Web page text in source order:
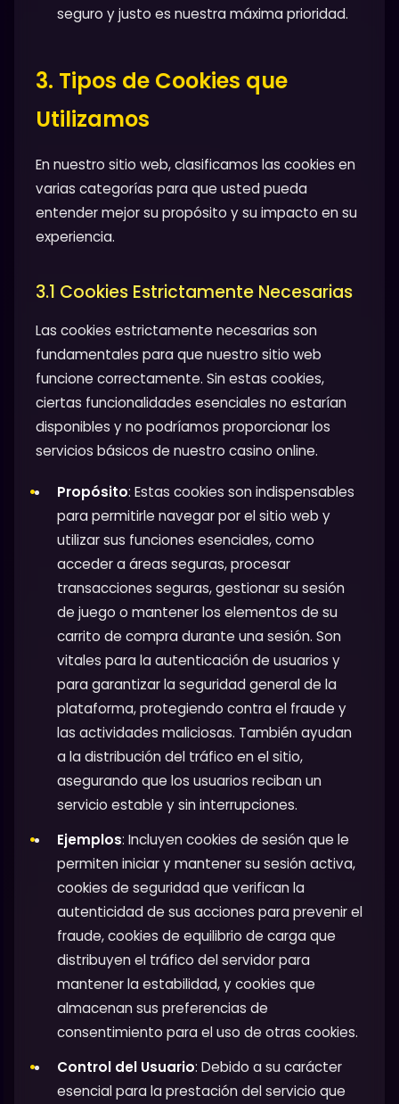
seguro y justo es nuestra máxima prioridad.
3. Tipos de Cookies que
Utilizamos
En nuestro sitio web, clasificamos las cookies en
varias categorías para que usted pueda
entender mejor su propósito y su impacto en su
experiencia.
3.1 Cookies Estrictamente Necesarias
Las cookies estrictamente necesarias son
fundamentales para que nuestro sitio web
funcione correctamente. Sin estas cookies,
ciertas funcionalidades esenciales no estarían
disponibles y no podríamos proporcionar los
servicios básicos de nuestro casino online.
Propósito: Estas cookies son indispensables
para permitirle navegar por el sitio web y
utilizar sus funciones esenciales, como
acceder a áreas seguras, procesar
transacciones seguras, gestionar su sesión
de juego o mantener los elementos de su
carrito de compra durante una sesión. Son
vitales para la autenticación de usuarios y
para garantizar la seguridad general de la
plataforma, protegiendo contra el fraude y
las actividades maliciosas. También ayudan
a la distribución del tráfico en el sitio,
asegurando que los usuarios reciban un
servicio estable y sin interrupciones.
Ejemplos: Incluyen cookies de sesión que le
permiten iniciar y mantener su sesión activa,
cookies de seguridad que verifican la
autenticidad de sus acciones para prevenir el
fraude, cookies de equilibrio de carga que
distribuyen el tráfico del servidor para
mantener la estabilidad, y cookies que
almacenan sus preferencias de
consentimiento para el uso de otras cookies.
Control del Usuario: Debido a su carácter
esencial para la prestación del servicio que